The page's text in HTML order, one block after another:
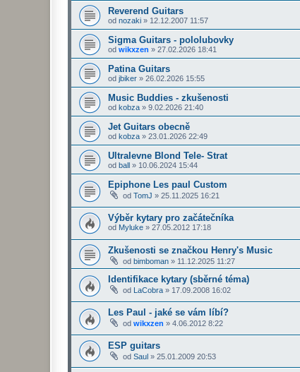
Reverend Guitars
od nozaki » 12.12.2007 11:57
Sigma Guitars - pololubovky
od wikxzen » 27.02.2026 18:41
Patina Guitars
od jbiker » 26.02.2026 15:55
Music Buddies - zkušenosti
od kobza » 9.02.2026 21:40
Jet Guitars obecně
od kobza » 23.01.2026 22:49
Ultralevne Blond Tele- Strat
od ball » 10.06.2024 15:44
Epiphone Les paul Custom
od TomJ » 25.11.2025 16:21
Výběr kytary pro začátečníka
od Myluke » 27.05.2012 17:18
Zkušenosti se značkou Henry's Music
od bimboman » 11.12.2025 11:27
Identifikace kytary (sběrné téma)
od LaCobra » 17.09.2008 16:02
Les Paul - jaké se vám líbí?
od wikxzen » 4.06.2012 8:22
ESP guitars
od Saul » 25.01.2009 20:53